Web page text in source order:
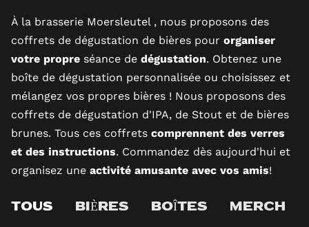
À la brasserie Moersleutel , nous proposons des
coffrets de dégustation de bières pour organiser
votre propre séance de dégustation. Obtenez une
boîte de dégustation personnalisée ou choisissez et
mélangez vos propres bières ! Nous proposons des
coffrets de dégustation d'IPA, de Stout et de bières
brunes. Tous ces coffrets comprennent des verres
et des instructions. Commandez dès aujourd'hui et
organisez une activité amusante avec vos amis!
TOUS BIÈRES BOÎTES MERCH